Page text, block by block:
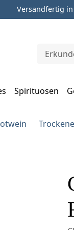
Versandfertig in
Spirituosen